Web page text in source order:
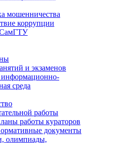
мошенничества
коррупции
и экзаменов
информационно-
среда
работы
работы кураторов
документы
олимпиады,